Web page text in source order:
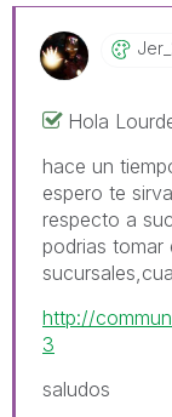
Hola
hace un
espero te
respecto a
podrias
http://
3
saludos